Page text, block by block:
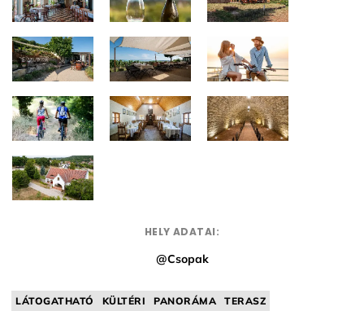
HELY ADATAI:
@Csopak
LÁTOGATHATÓ KÜLTÉRI PANORÁMA
TERASZ